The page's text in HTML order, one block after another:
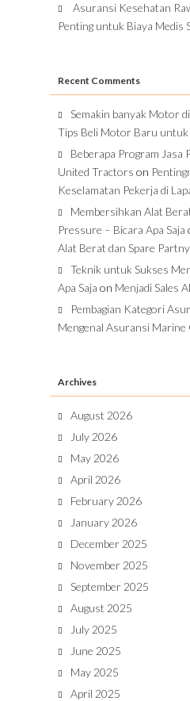
Asuransi Kesehatan
Penting untuk Biaya Medis
Recent Comments
Semakin banyak Motor
Tips Beli Motor Baru untuk
Beberapa Program Jasa
United Tractors on
Keselamatan Pekerja di
Membersihkan Alat
Pressure – Bicara Apa Saja
Alat Berat dan Spare
Teknik untuk Sukses
Apa Saja on Menjadi Sales
Pembagian Kategori
Mengenal Asuransi Marine
Archives
August 2026
July 2026
May 2026
April 2026
February 2026
January 2026
December 2025
November 2025
September 2025
August 2025
July 2025
June 2025
May 2025
April 2025